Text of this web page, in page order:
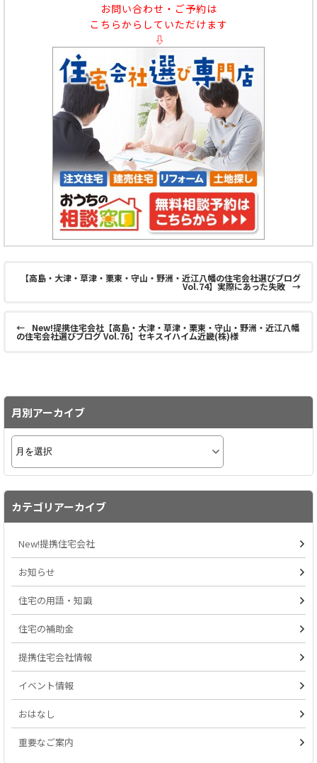
お問い合わせ・ご予約は
こちらからしていただけます
⇩
【高島・大津・草津・栗東・守山・野洲・近江八幡の住宅会社選びブログ
Vol.74】実際にあった失敗 →
← New!提携住宅会社【高島・大津・草津・栗東・守山・野洲・近江八幡
の住宅会社選びブログ Vol.76】セキスイハイム近畿(株)様
月別アーカイブ
カテゴリアーカイブ
New!提携住宅会社
お知らせ
住宅の用語・知識
住宅の補助金
提携住宅会社情報
イベント情報
おはなし
重要なご案内